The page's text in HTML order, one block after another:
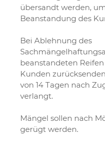
übersandt werden,
Beanstandung des
Bei Ablehnung des
beanstandeten
Kunden
von 14 Tagen nach
verlangt.
Mängel sollen nach
gerügt werden.